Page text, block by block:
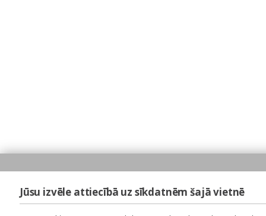
Jūsu izvēle attiecībā uz sīkdatnēm šajā vietnē